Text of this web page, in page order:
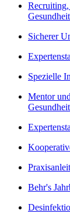
Sicherer
Spezielle
Mentor
Behr's